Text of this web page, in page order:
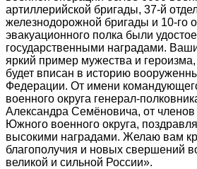
артиллерийской бригады, 37-й
железнодорожной бригады и 10-го
эвакуационного полка были
государственными наградами.
яркий пример мужества и
будет вписан в историю
Федерации. От имени
военного округа генерал-
Александра Семёновича, от членов
Южного военного округа,
высокими наградами. Желаю вам
благополучия и новых свершений
великой и сильной России».